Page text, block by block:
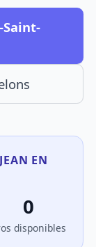
EN
0
disponibles